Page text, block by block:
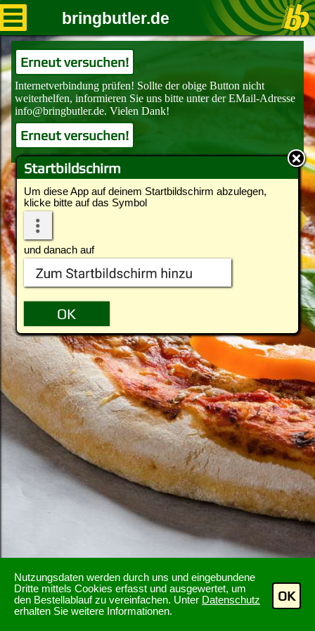
Nutzungsdaten werden durch uns und eingebundene
Dritte mittels Cookies erfasst und ausgewertet, um
den Bestellablauf zu vereinfachen. Unter Datenschutz
erhalten Sie weitere Informationen.
OK
Startbildschirm
Um diese App auf deinem Startbildschirm abzulegen,
klicke bitte auf das Symbol
und danach auf
bringbutler.de
Erneut versuchen!
Erneut versuchen!